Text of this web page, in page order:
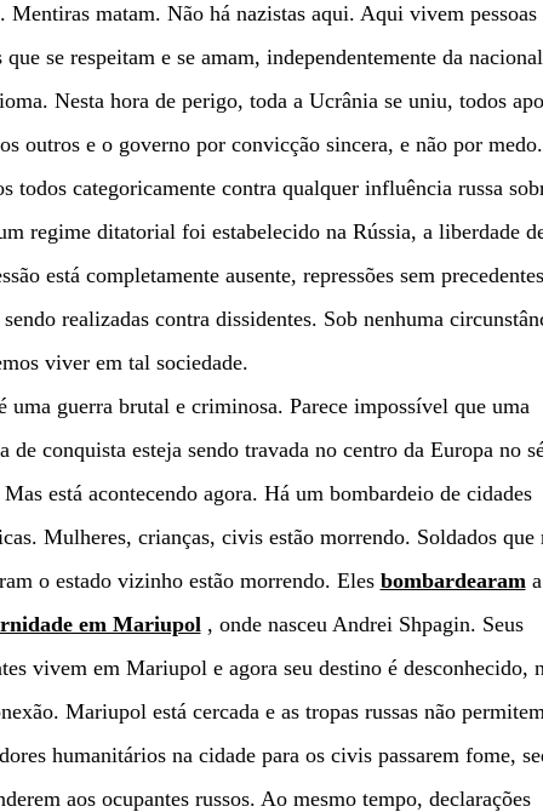
Mentiras matam. Não há nazistas aqui. Aqui vivem pessoas
se respeitam e se amam, independentemente da
Nesta hora de perigo, toda a Ucrânia se uniu, todos
outros e o governo por convicção sincera, e não por medo.
todos categoricamente contra qualquer influência russa
regime ditatorial foi estabelecido na Rússia, a liberdade
está completamente ausente, repressões sem precedentes
sendo realizadas contra dissidentes. Sob nenhuma
viver em tal sociedade.
uma guerra brutal e criminosa. Parece impossível que uma
de conquista esteja sendo travada no centro da Europa no
está acontecendo agora. Há um bombardeio de cidades
Mulheres, crianças, civis estão morrendo. Soldados que
o estado vizinho estão morrendo. Eles bombardearama
em Mariupol, onde nasceu Andrei Shpagin. Seus
vivem em Mariupol e agora seu destino é desconhecido,
Mariupol está cercada e as tropas russas não
humanitários na cidade para os civis passarem fome,
aos ocupantes russos. Ao mesmo tempo, declarações